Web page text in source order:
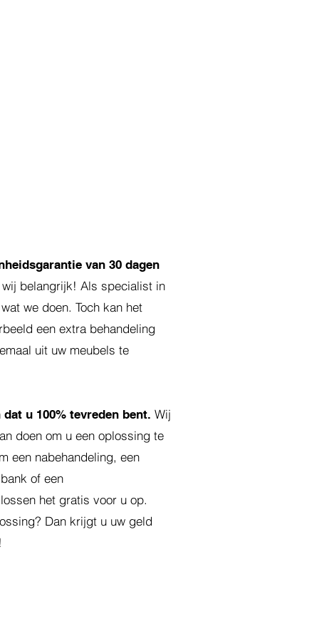
van 30 dagen
belangrijk! Als specialist in
we doen. Toch kan het
een extra behandeling
uit uw meubels te
u 100% tevreden bent. Wij
doen om u een oplossing te
een nabehandeling, een
of een
het gratis voor u op.
Dan krijgt u uw geld